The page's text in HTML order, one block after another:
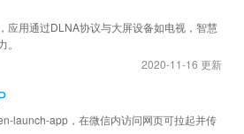
应用通过DLNA协议与大屏设备如电视，智慧
2020-11-16 更新
launch-app，在微信内访问网页可拉起并传